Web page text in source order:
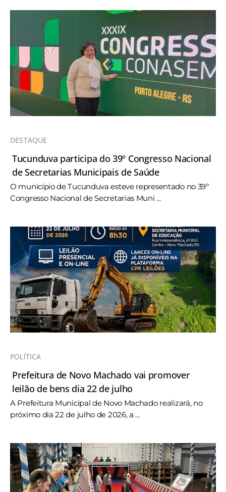
DESTAQUE
Tucunduva participa do 39º Congresso Nacional
de Secretarias Municipais de Saúde
O município de Tucunduva esteve representado no 39º
Congresso Nacional de Secretarias Muni ...
POLÍTICA
Prefeitura de Novo Machado vai promover
leilão de bens dia 22 de julho
A Prefeitura Municipal de Novo Machado realizará, no
próximo dia 22 de julho de 2026, a ...